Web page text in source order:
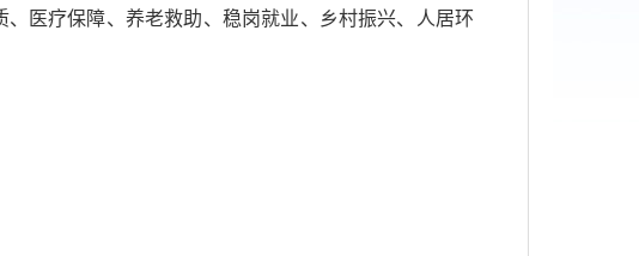
医疗保障、养老救助、稳岗就业、乡村振兴、人居环